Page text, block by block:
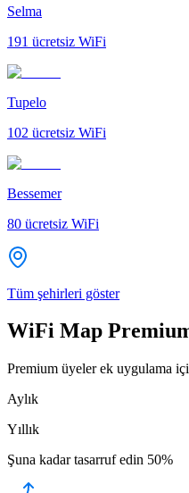
Selma
191 ücretsiz WiFi
Tupelo
102 ücretsiz WiFi
Bessemer
80 ücretsiz WiFi
Tüm şehirleri göster
WiFi Map
Premium üyeler ek uygulama
Aylık
Yıllık
Şuna kadar tasarruf edin 50%